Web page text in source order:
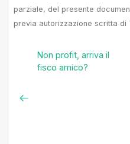
parziale, del presente
previa autorizzazione scritta di
Non profit, arriva il
fisco amico?